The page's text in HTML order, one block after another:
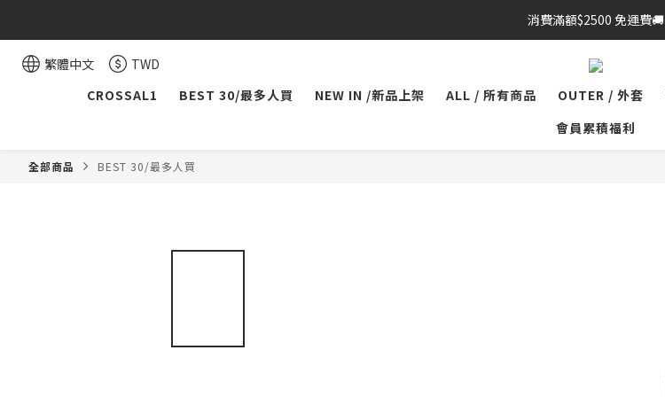
消費滿額$2500 免運費🚚
繁體中文
TWD
CROSSAL1
BEST 30/最多人買 NEW IN /新品上架 ALL / 所有商品 OUTER / 外套
會員累積福利
全部商品 BEST 30/最多人買